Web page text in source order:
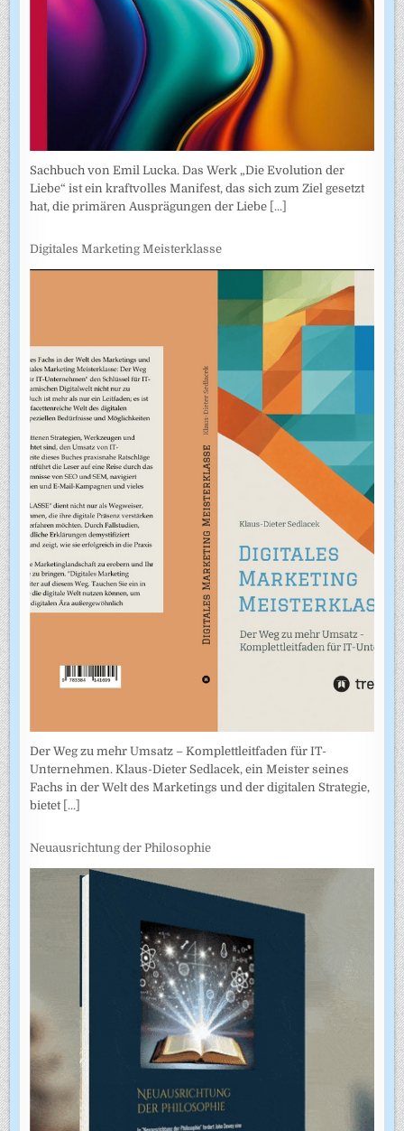
Sachbuch von Emil Lucka. Das Werk „Die Evolution der
Liebe“ ist ein kraftvolles Manifest, das sich zum Ziel gesetzt
hat, die primären Ausprägungen der Liebe [...]
Digitales Marketing Meisterklasse
Der Weg zu mehr Umsatz – Komplettleitfaden für IT-
Unternehmen. Klaus-Dieter Sedlacek, ein Meister seines
Fachs in der Welt des Marketings und der digitalen Strategie,
bietet [...]
Neuausrichtung der Philosophie